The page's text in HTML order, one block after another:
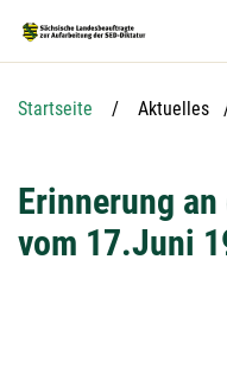
Service
Startseite Aktuelles
Erinnerung
vom 17.Juni